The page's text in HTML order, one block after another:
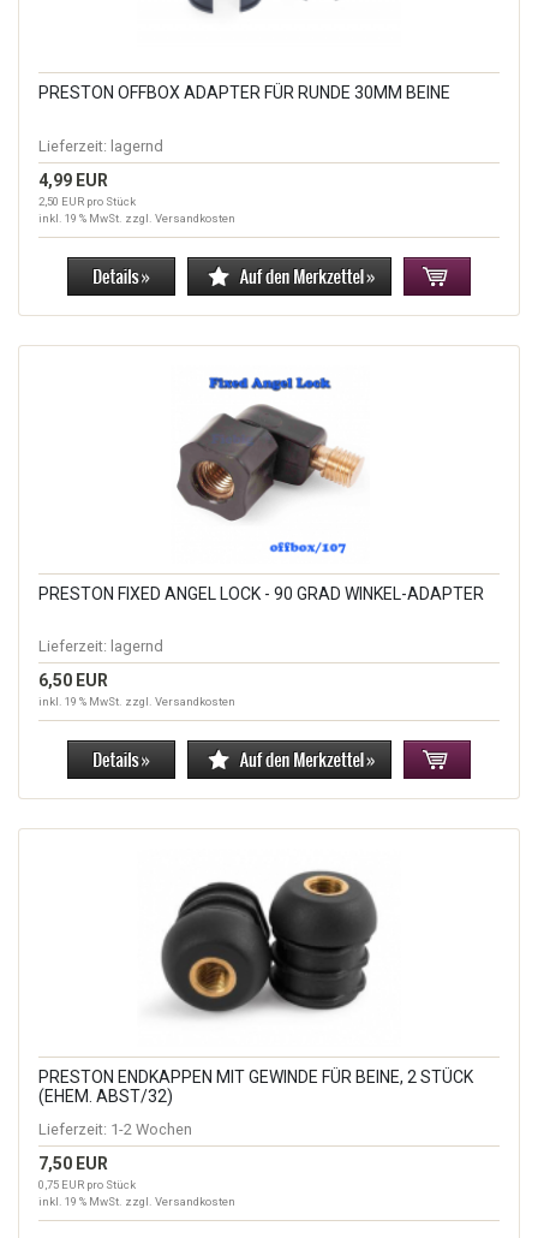
PRESTON OFFBOX ADAPTER FÜR RUNDE 30MM BEINE
Lieferzeit: lagernd
4,99 EUR
2,50 EUR pro Stück
inkl. 19 % MwSt. zzgl. Versandkosten
PRESTON FIXED ANGEL LOCK - 90 GRAD WINKEL-ADAPTER
Lieferzeit: lagernd
6,50 EUR
inkl. 19 % MwSt. zzgl. Versandkosten
PRESTON ENDKAPPEN MIT GEWINDE FÜR BEINE, 2 STÜCK
(EHEM. ABST/32)
Lieferzeit: 1-2 Wochen
7,50 EUR
0,75 EUR pro Stück
inkl. 19 % MwSt. zzgl. Versandkosten